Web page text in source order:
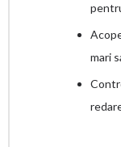
mari